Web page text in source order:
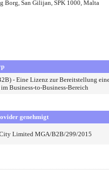
Borg, San Gilijan, SPK 1000, Malta
- Eine Lizenz zur Bereitstellung
Business-to-Business-Bereich
genehmigt
Limited MGA/B2B/299/2015